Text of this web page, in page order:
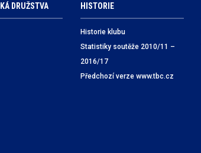
DRUŽSTVA HISTORIE
Historie klubu
Statistiky soutěže 2010/11 –
2016/17
Předchozí verze www.tbc.cz